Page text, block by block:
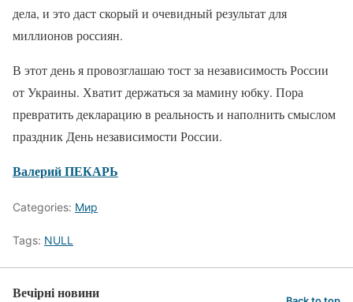
дела, и это даст скорый и очевидный результат для
миллионов россиян.
В этот день я провозглашаю тост за независимость России
от Украины. Хватит держаться за мамину юбку. Пора
превратить декларацию в реальность и наполнить смыслом
праздник День независимости России.
Валерий ПЕКАРЬ
Categories: Мир
Tags: NULL
Вечірні новини